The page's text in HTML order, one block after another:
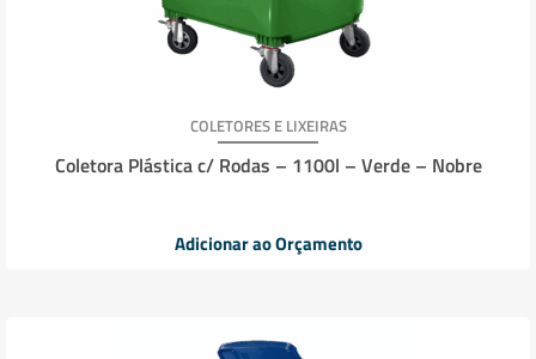
COLETORES E LIXEIRAS
Coletora Plástica c/ Rodas – 1100l – Verde – Nobre
Adicionar ao Orçamento